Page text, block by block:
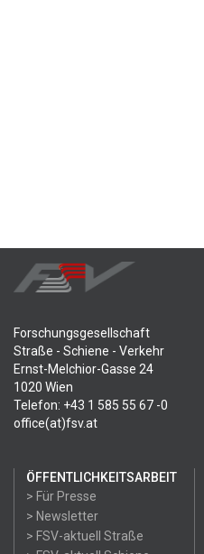
Forschungsgesellschaft
Straße - Schiene - Verkehr
Ernst-Melchior-Gasse 24
1020 Wien
Telefon: +43 1 585 55 67 -0
office(at)fsv.at
ÖFFENTLICHKEITSARBEIT
> Für Presse
> Newsletter
> FSV-aktuell Straße